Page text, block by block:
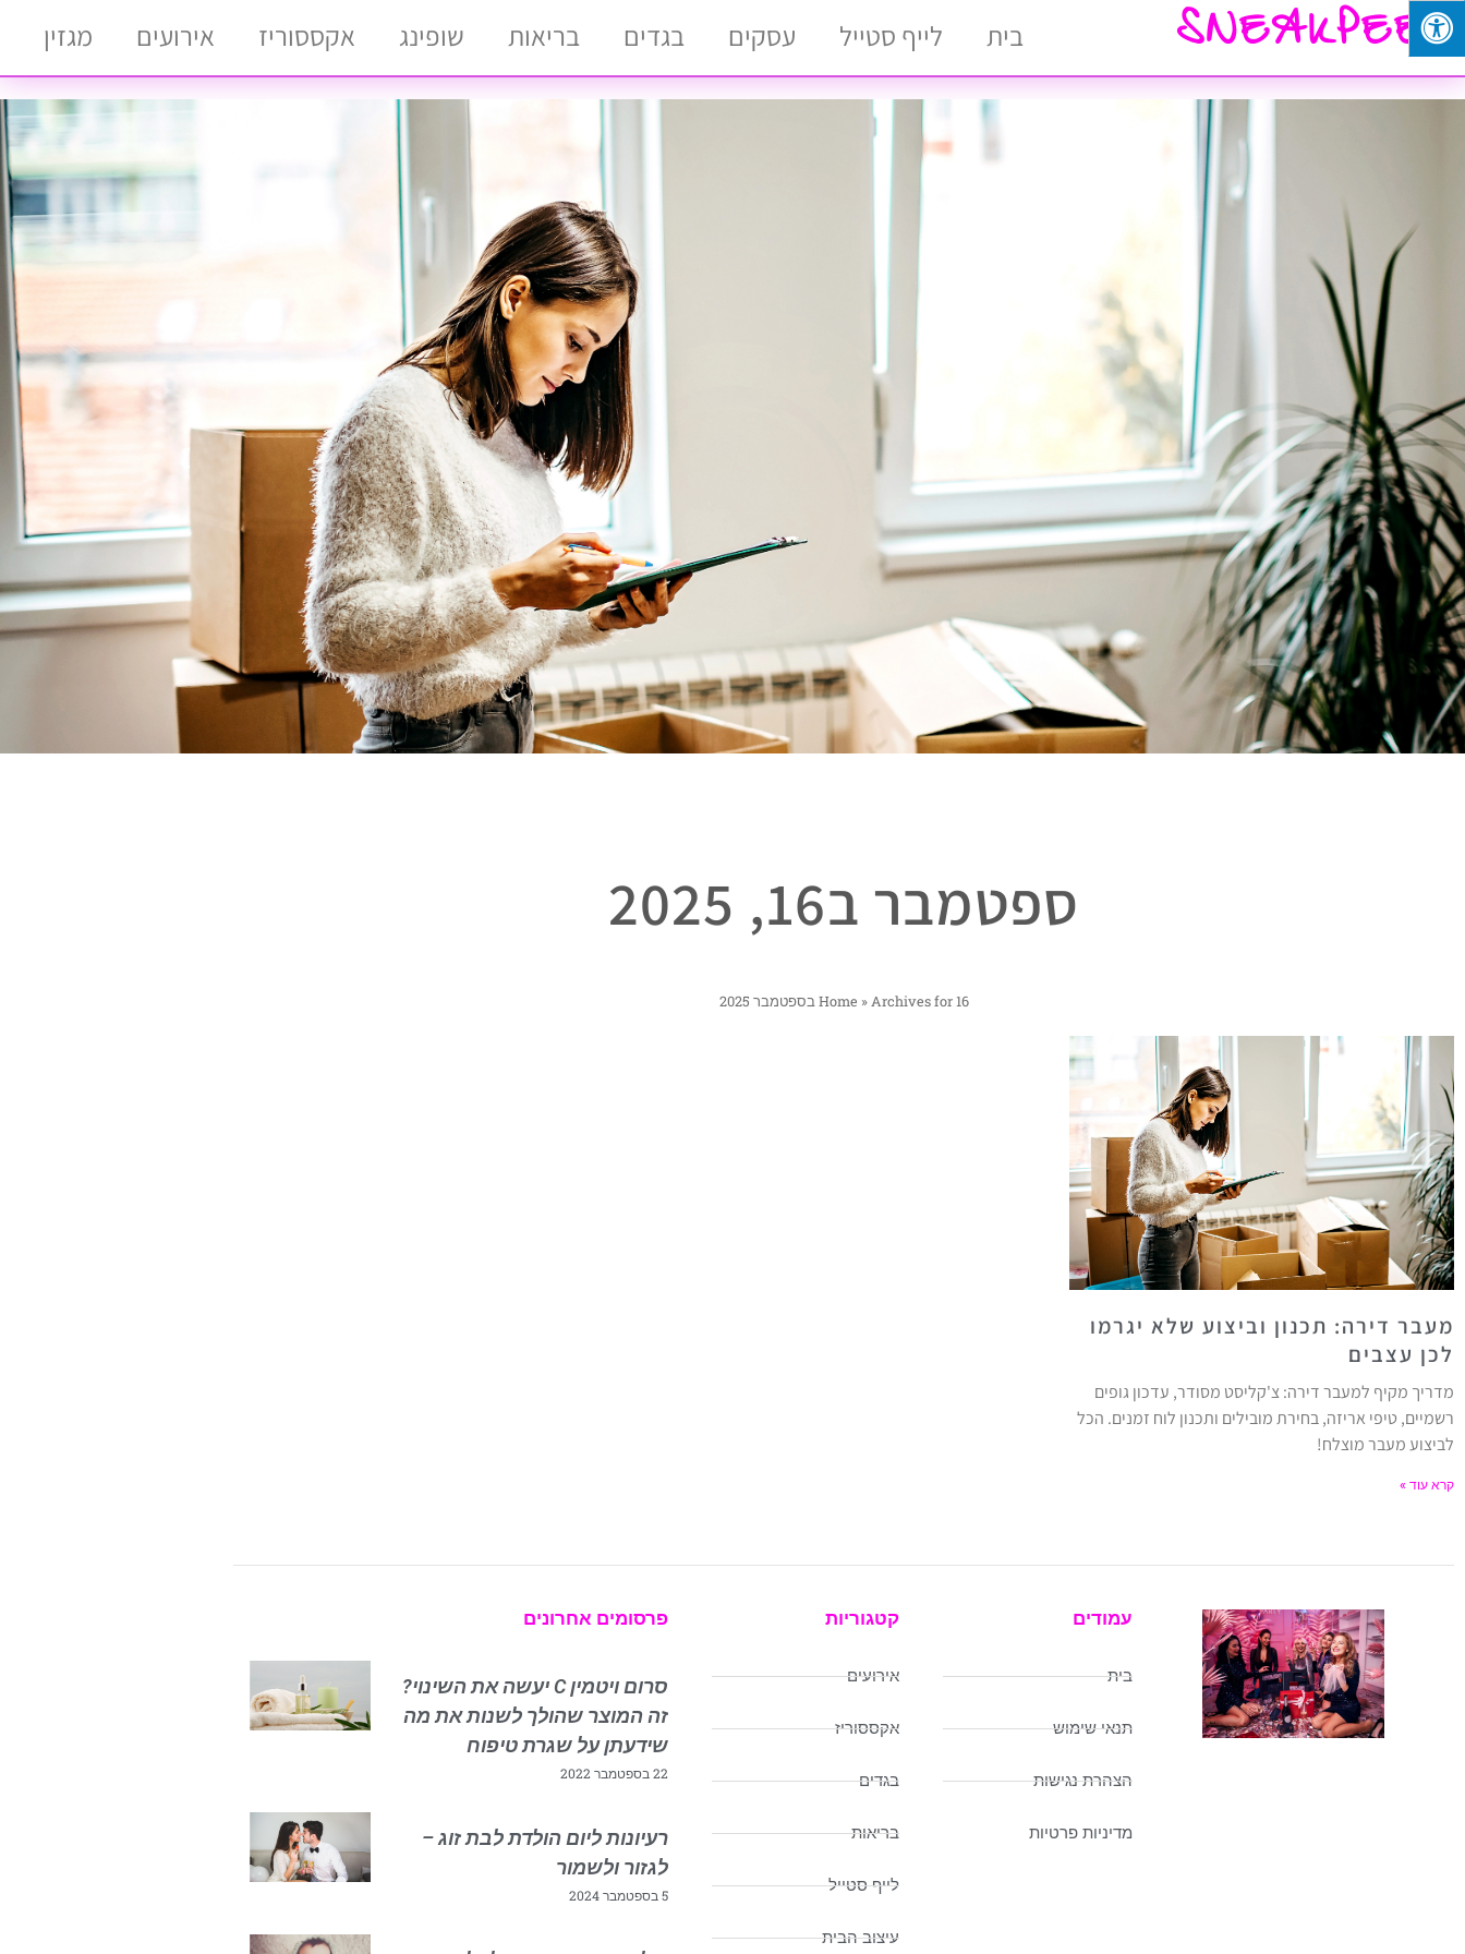
SNEAKPEEK בית לייף סטייל עסקים בגדים בריאות שופינג אקססוריז אירועים מגזין
ספטמבר ב16, 2025
Home » Archives for 16 בספטמבר 2025
מעבר דירה: תכנון וביצוע שלא יגרמו
לכן עצבים
מדריך מקיף למעבר דירה: צ'קליסט מסודר, עדכון גופים
רשמיים, טיפי אריזה, בחירת מובילים ותכנון לוח זמנים. הכל
לביצוע מעבר מוצלח!
קרא עוד »
עמודים
בית
תנאי שימוש
הצהרת נגישות
מדיניות פרטיות
קטגוריות
אירועים
אקססוריז
בגדים
בריאות
לייף סטייל
עיצוב הבית
פרסומים אחרונים
סרום ויטמין C יעשה את השינוי?
זה המוצר שהולך לשנות את מה
שידעתן על שגרת טיפוח
22 בספטמבר 2022
רעיונות ליום הולדת לבת זוג –
לגזור ולשמור
5 בספטמבר 2024